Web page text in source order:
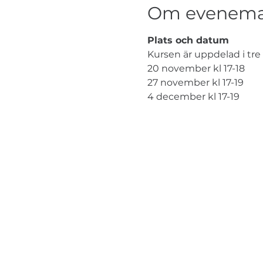
Om
Plats och datum
Kursen är uppdelad i tre
20 november kl 17-18
27 november kl 17-19
4 december kl 17-19